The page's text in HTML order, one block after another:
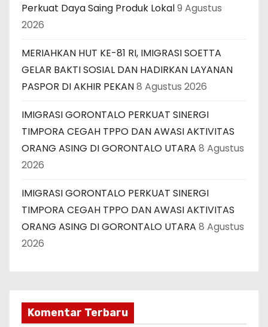
Perkuat Daya Saing Produk Lokal9 Agustus
2026
MERIAHKAN HUT KE-81 RI, IMIGRASI SOETTA
GELAR BAKTI SOSIAL DAN HADIRKAN LAYANAN
PASPOR DI AKHIR PEKAN8 Agustus 2026
IMIGRASI GORONTALO PERKUAT SINERGI
TIMPORA CEGAH TPPO DAN AWASI AKTIVITAS
ORANG ASING DI GORONTALO UTARA 8 Agustus
2026
IMIGRASI GORONTALO PERKUAT SINERGI
TIMPORA CEGAH TPPO DAN AWASI AKTIVITAS
ORANG ASING DI GORONTALO UTARA 8 Agustus
2026
Komentar Terbaru